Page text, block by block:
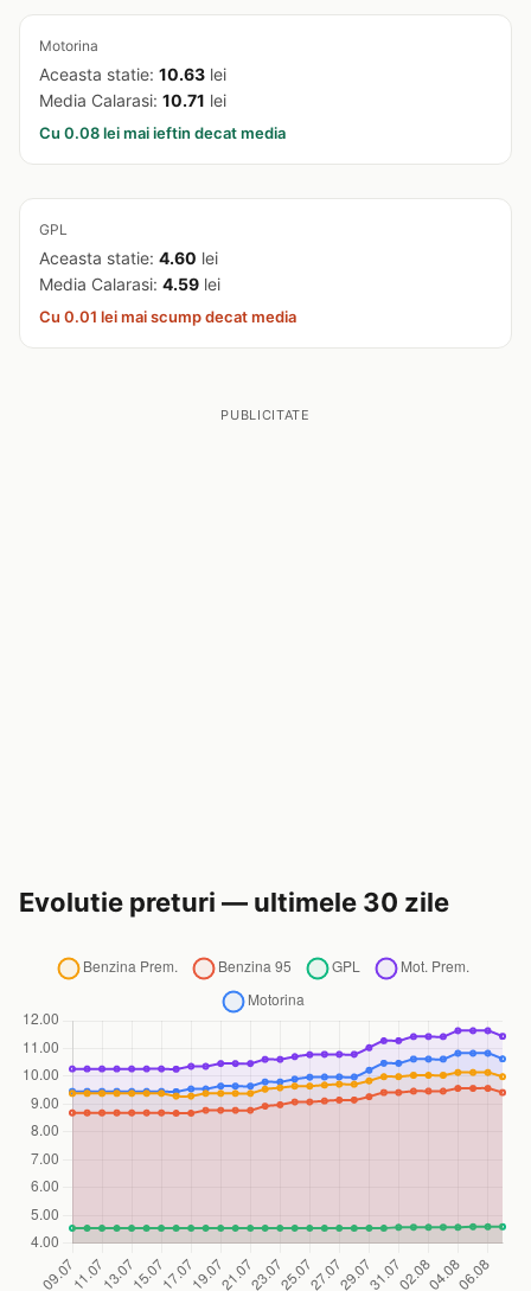
Motorina
Aceasta statie: 10.63 lei
Media Calarasi: 10.71 lei
Cu 0.08 lei mai ieftin decat media
GPL
Aceasta statie: 4.60 lei
Media Calarasi: 4.59 lei
Cu 0.01 lei mai scump decat media
PUBLICITATE
Evolutie preturi — ultimele 30 zile